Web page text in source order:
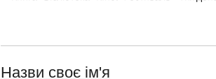
Назви своє ім'я